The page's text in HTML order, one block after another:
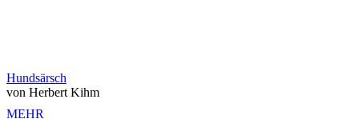
Hundsärsch
von Herbert Kihm
MEHR